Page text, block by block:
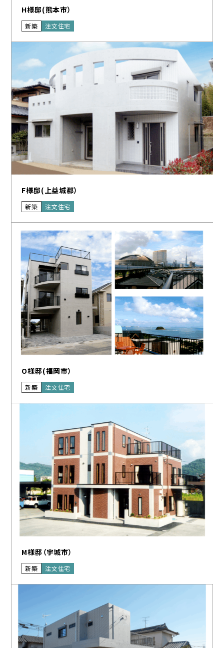
H様邸(熊本市）
新築 注文住宅
F様邸(上益城郡）
新築 注文住宅
O様邸(福岡市）
新築 注文住宅
M様邸（宇城市）
新築 注文住宅